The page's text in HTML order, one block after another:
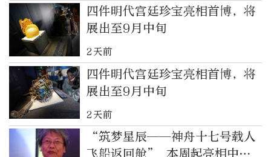
四件明代宫廷珍宝亮相首博，将
展出至9月中旬
2天前
四件明代宫廷珍宝亮相首博，将
展出至9月中旬
2天前
“筑梦星辰——神舟十七号载人
飞船返回舱” 本周起亮相中国